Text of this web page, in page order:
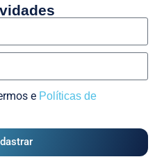
e Políticas de